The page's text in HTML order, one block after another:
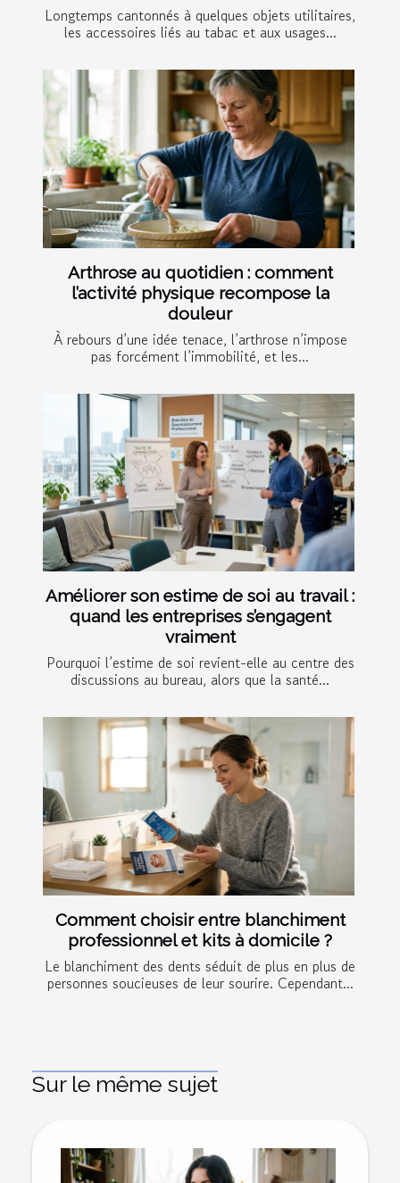
Longtemps cantonnés à quelques objets utilitaires,
les accessoires liés au tabac et aux usages...
Arthrose au quotidien : comment
l’activité physique recompose la
douleur
À rebours d’une idée tenace, l’arthrose n’impose
pas forcément l’immobilité, et les...
Améliorer son estime de soi au travail :
quand les entreprises s’engagent
vraiment
Pourquoi l’estime de soi revient-elle au centre des
discussions au bureau, alors que la santé...
Comment choisir entre blanchiment
professionnel et kits à domicile ?
Le blanchiment des dents séduit de plus en plus de
personnes soucieuses de leur sourire. Cependant...
Sur le même sujet